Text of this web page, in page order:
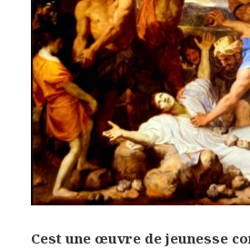
Cest une œuvre de jeunesse